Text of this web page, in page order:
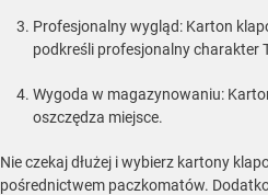
Profesjonalny wygląd: Karton
podkreśli profesjonalny charakter
Wygoda w magazynowaniu:
oszczędza miejsce.
Nie czekaj dłużej i wybierz kartony
pośrednictwem paczkomatów.